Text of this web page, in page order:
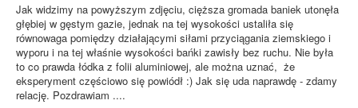
Jak widzimy na powyższym zdjęciu, cięższa gromada baniek utonęła
głębiej w gęstym gazie, jednak na tej wysokości ustaliła się
równowaga pomiędzy działającymi siłami przyciągania ziemskiego i
wyporu i na tej właśnie wysokości bańki zawisły bez ruchu. Nie była
to co prawda łódka z folii aluminiowej, ale można uznać, że
eksperyment częściowo się powiódł :) Jak się uda naprawdę - zdamy
relację. Pozdrawiam ....